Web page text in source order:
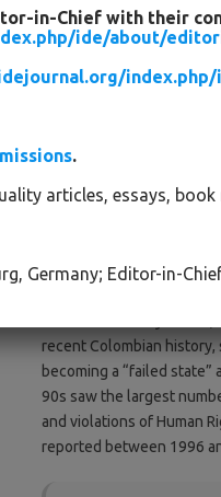
persons inside, among
Justices (magistrados),
employees and visitors.
the guerrillas, faced
recent Colombian
becoming a “failed
90s saw the largest
and violations of Human
reported between 1996
in-Chief with their
ide/about/
.
articles, essays,
Germany; Editor-in-